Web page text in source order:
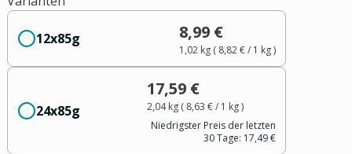
12x85g 8,99 €
1,02 kg( 8,82 €/ 1 kg)
24x85g
17,59 €
2,04 kg( 8,63 €/ 1 kg)
Niedrigster Preis der letzten
30 Tage: 17,49 €